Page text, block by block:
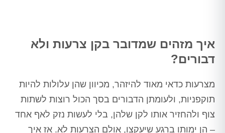
איך מזהים שמדובר בקן צרעות ולא
דבורים?
מצרעות כדאי מאוד להיזהר, מכיוון שהן עלולות להיות
תוקפניות, ולעומתן הדבורים בסך הכול רוצות לשתות
צוף ולהחזיר אותו לקן שלהן, בלי לעשות נזק לאף אחד
– הן ימותו ברגע שיעקצו, אולם הצרעות לא. אז איך